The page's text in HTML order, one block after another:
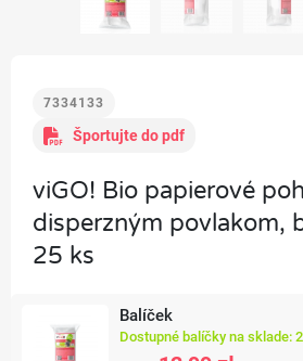
7334133
Športujte do pdf
viGO! Bio papierové
disperzným povlakom,
25 ks
Balíček
Dostupné balíčky na sklade: